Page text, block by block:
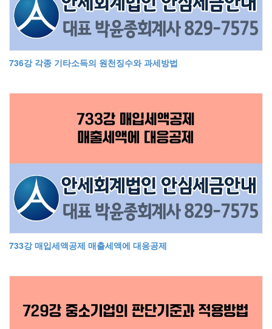
736강 각종 기타소득의 원천징수와 과세방법
733강 매입세액공제 매출세액에 대응공제